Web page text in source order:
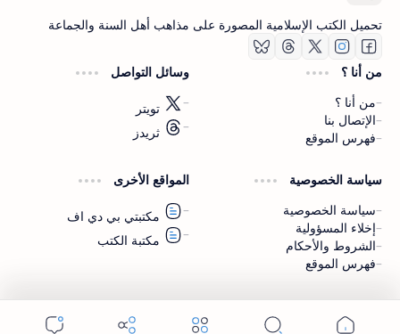
اشترك الآن
اشترك في قناتنا على تليجرام
تحميل الكتب الإسلامية المصورة على مذاهب أهل السنة والجماعة
من أنا ؟
من أنا ؟
الإتصال بنا
فهرس الموقع
وسائل التواصل
تويتر
ثريدز
سياسة الخصوصية
سياسة الخصوصية
إخلاء المسؤولية
الشروط والأحكام
فهرس الموقع
المواقع الأخرى
مكتبتي بي دي اف
مكتبة الكتب